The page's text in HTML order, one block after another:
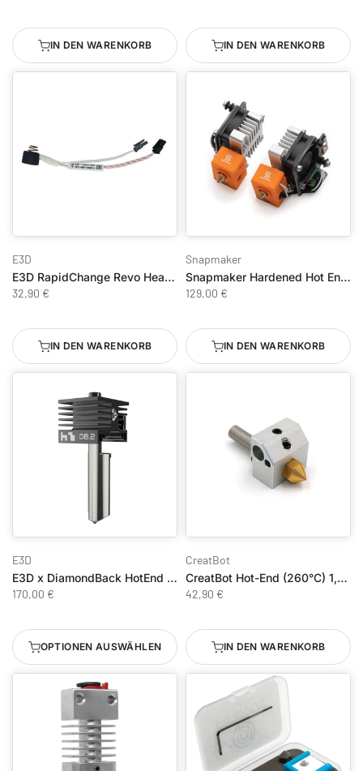
IN DEN WARENKORB IN DEN WARENKORB
E3D
E3D RapidChange Revo HeaterCore 12V
32,90 €
IN DEN WARENKORB
Snapmaker
Snapmaker Hardened Hot Ends für J1 0,4 mm (2er-Set)
129,00 €
IN DEN WARENKORB
E3D
E3D x DiamondBack HotEnd für Bambu Lab H2S, H2C, H2D & P2S
170,00 €
OPTIONEN AUSWÄHLEN
CreatBot
CreatBot Hot-End (260°C) 1,75 mm
42,90 €
IN DEN WARENKORB